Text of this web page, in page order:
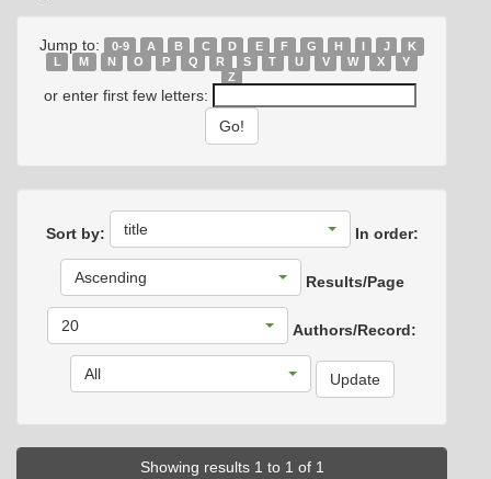
Jump to: 0-9 A B C D E F G H I J
K
L
M N O P Q R S T U V W X
Y
Z
or enter first few letters:
Sort by: title In order:
Ascending Results/Page
20 Authors/Record:
All
Showing results 1 to 1 of 1